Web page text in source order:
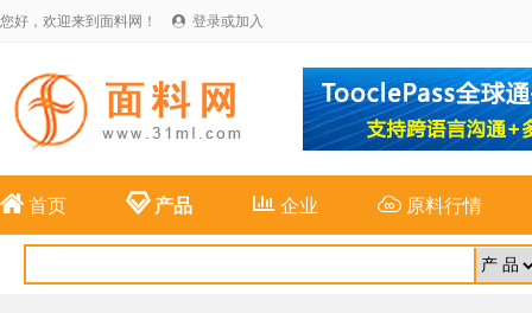
您好，欢迎来到面料网！  登录或加入
 首页 产品 企业 原料行情